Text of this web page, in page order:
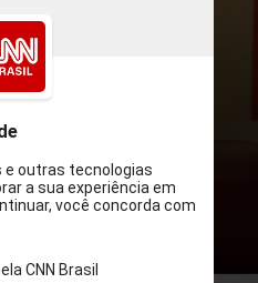
protagonizado
conhecido
“Vermelho,
Azul” (2023) e
(2024)